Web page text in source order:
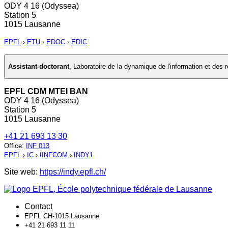
ODY 4 16 (Odyssea)
Station 5
1015 Lausanne
EPFL › ETU › EDOC › EDIC
Assistant-doctorant, Laboratoire de la dynamique de l'information et des
EPFL CDM MTEI BAN
ODY 4 16 (Odyssea)
Station 5
1015 Lausanne
+41 21 693 13 30
Office: INF 013
EPFL › IC › IINFCOM › INDY1
Site web: https://indy.epfl.ch/
Contact
EPFL CH-1015 Lausanne
+41 21 693 11 11